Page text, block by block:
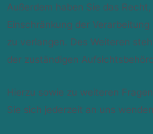
Außerdem haben Sie das
Einschränkung der
zu verlangen. Des Weiteren
der zuständigen
Hierzu sowie zu weiteren
Sie sich jederzeit an uns